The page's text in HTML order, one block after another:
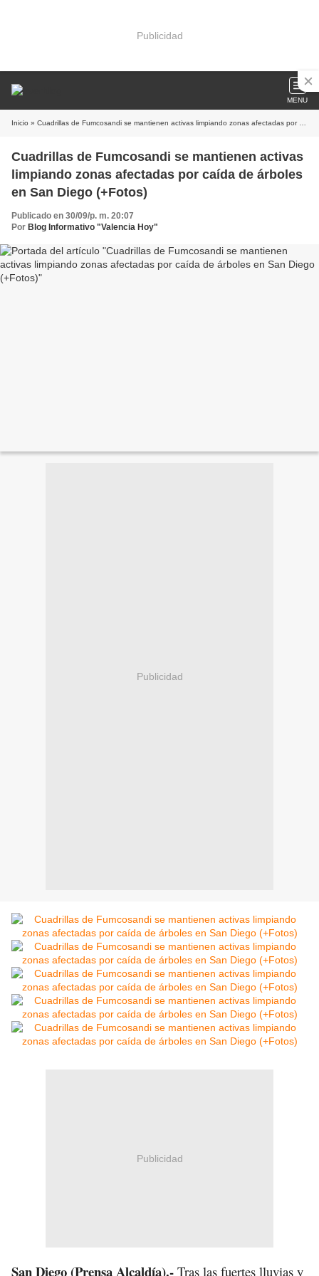
Publicidad
MENU
Inicio » Cuadrillas de Fumcosandi se mantienen activas limpiando zonas afectadas por caída de árboles en San Diego (+Fotos)
Cuadrillas de Fumcosandi se mantienen activas
limpiando zonas afectadas por caída de árboles
en San Diego (+Fotos)
Publicado en 30/09/p. m. 20:07
Por Blog Informativo "Valencia Hoy"
Publicidad
Publicidad
San Diego (Prensa Alcaldía).- Tras las fuertes lluvias y